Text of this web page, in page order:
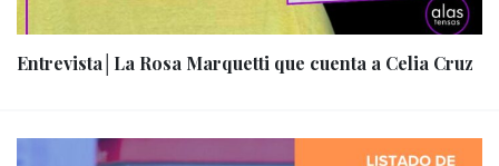
Entrevista│La Rosa Marquetti que cuenta a Celia Cruz